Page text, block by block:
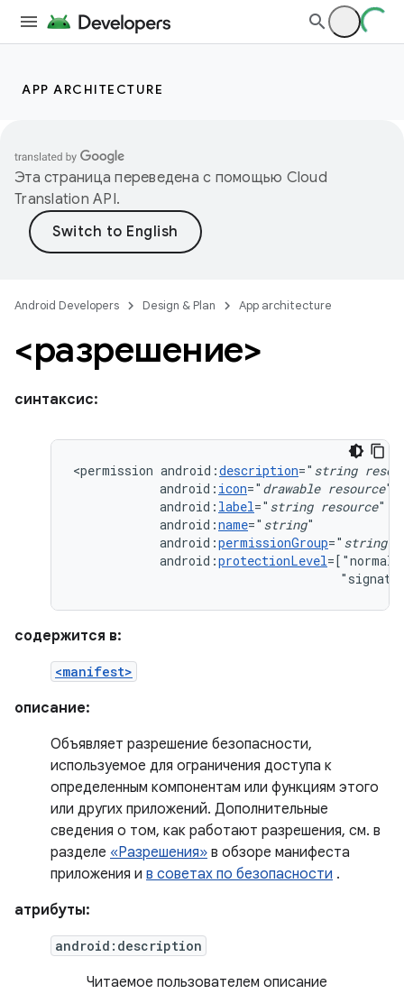
APP ARCHITECTURE
Эта страница переведена с помощью Cloud
Translation API.
Android Developers Design & Plan App architecture
<разрешение>
синтаксис:
<permission android:description=" string
android: icon=" drawable resource
android: label=" string resource
android:name=" string
android:permissionGroup=" string
android:protectionLevel=["normal"
содержится в:
<manifest>
описание:
Объявляет разрешение безопасности,
используемое для ограничения доступа к
определенным компонентам или функциям этого
или других приложений. Дополнительные
сведения о том, как работают разрешения, см. в
разделе «Разрешения» в обзоре манифеста
приложения и в советах по безопасности .
атрибуты:
android:description
Читаемое пользователем описание